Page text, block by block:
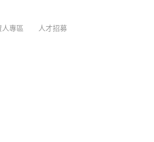
人專區 人才招募